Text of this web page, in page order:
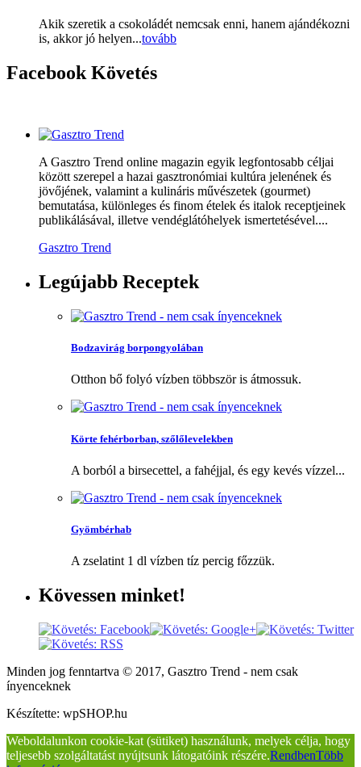
Akik szeretik a csokoládét nemcsak enni, hanem ajándékozni
is, akkor jó helyen...tovább
FacebookKövetés
A Gasztro Trend online magazin egyik legfontosabb céljai
között szerepel a hazai gasztronómiai kultúra jelenének és
jövőjének, valamint a kulináris művészetek (gourmet)
bemutatása, különleges és finom ételek és italok receptjeinek
publikálásával, illetve vendéglátóhelyek ismertetésével....
Gasztro Trend
Legújabb Receptek
Bodzavirág borpongyolában
Otthon bő folyó vízben többször is átmossuk.
Körte fehérborban, szőlőlevelekben
A borból a birsecettel, a fahéjjal, és egy kevés vízzel...
Gyömbérhab
A zselatint 1 dl vízben tíz percig főzzük.
Kövessen minket!
Minden jog fenntartva © 2017, Gasztro Trend - nem csak
ínyenceknek
Készítette: wpSHOP.hu
Weboldalunkon cookie-kat (sütiket) használunk, melyek célja, hogy
teljesebb szolgáltatást nyújtsunk látogatóink részére.RendbenTöbb